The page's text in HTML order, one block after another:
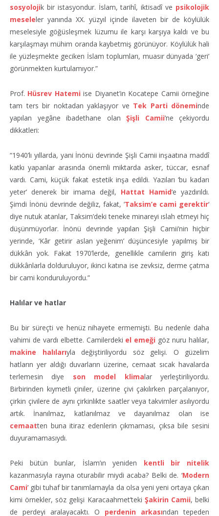
sosyolojik bir istasyondur. İslam, tarihî, iktisadî ve psikolojik
meseleler yanında XX. yüzyıl içinde ilaveten bir de köylülük
meselesiyle göğüsleşmek lüzumu ile karşı karşıya kaldı ve bu
karşılaşmayı mühim oranda kaybetmiş görünüyor. Köylülük hali
ile yüzleşmekte geciken İslam toplumları, muasır dünyada ‘geri’
görünmekten kurtulamıyor.”
Prof. Hüsrev Hatemi ise Diyanet’in Kocatepe Camii örneğine
tam ters bir noktadan yaklaşıyor ve Tek Parti döneminde
yapılan yegâne ibadethane olan Şişli Camii’ne çekiyordu
dikkatleri:
“1940’lı yıllarda, yani İnönü devrinde Şişli Camii inşaatına maddî
katkı yapanlar arasında önemli miktarda asker, tüccar, esnaf
vardı. Cami, küçük fakat estetik inşa edildi. Yazıları ‘bu kadarı
yeter’ denerek bir imama değil, Hattat Hamid‘e yazdırıldı.
Şimdi İnönü devrinde değiliz, fakat, ‘Taksim’e cami gerektir‘
diye nutuk atanlar, Taksim’deki teneke minareyi ıslah etmeyi hiç
düşünmüyorlar. İnönü devrinde yapılan Şişli Camii’nin hiçbir
yerinde, ‘Kâr getirir aslan yeğenim’ düşüncesiyle yapılmış bir
dükkân yok. Fakat 1970’lerde, genellikle camilerin giriş katı
dükkânlarla dolduruluyor, ikinci katına ise zevksiz, derme çatma
bir cami konduruluyordu.”
Halılar ve hatlar
Bu bir süreçti ve henüz nihayete ermemişti. Bu nedenle daha
vahimi de vardı elbette. Camilerdeki el emeği göz nuru halılar,
makine halılarıyla değiştiriliyordu söz gelişi. O güzelim
hatların yer aldığı duvarların üzerine, cemaat sıcak havalarda
terlemesin diye son model klimalar yerleştiriliyordu.
Birbirinden kıymetli çiniler, üzerine çivi çakılırken parçalanıyor,
çirkin çivilere de aynı çirkinlikte saatler veya takvimler asılıyordu
artık. İnanılmaz, katlanılmaz ve dayanılmaz olan ise
cemaatten buna itiraz edenlerin çıkmaması, çıksa bile sesini
duyuramamasıydı.
Peki bütün bunlar, İslam’ın yeniden kentli bir nitelik
kazanmasıyla rayına oturabilir miydi acaba? Belki de. ‘Modern
Cami’ gibi tuhaf bir tanımlamayla da olsa yeni yeni ortaya çıkan
kimi örnekler, söz gelişi Karacaahmet’teki Şakirin Camii, belki
de perdeyi aralayacaktı. O perdenin arkasından tepeden